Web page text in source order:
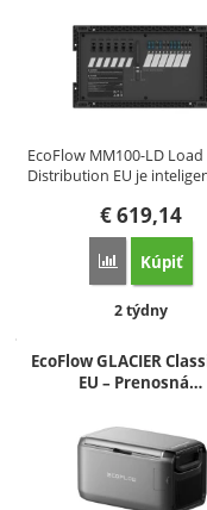
EcoFlow MM100-LD Load
Distribution EU je
€619,14
Porovnať
Kúpiť
Dostupnosť:
2 týdny
EcoFlow GLACIER
EU – Prenosná…